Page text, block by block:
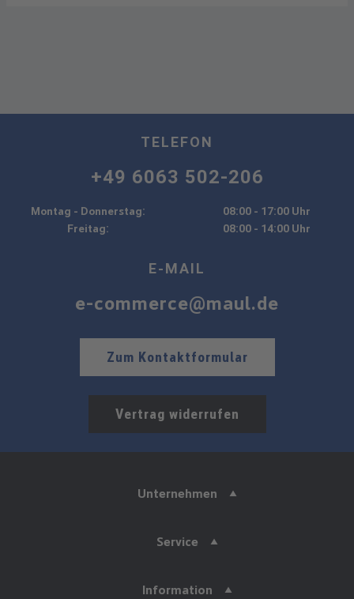
TELEFON
+49 6063 502-206
Montag - Donnerstag:
08:00 - 17:00 Uhr
Freitag:
08:00 - 14:00 Uhr
E-MAIL
e-commerce@maul.de
Zum Kontaktformular
Vertrag widerrufen
Unternehmen
Service
Information